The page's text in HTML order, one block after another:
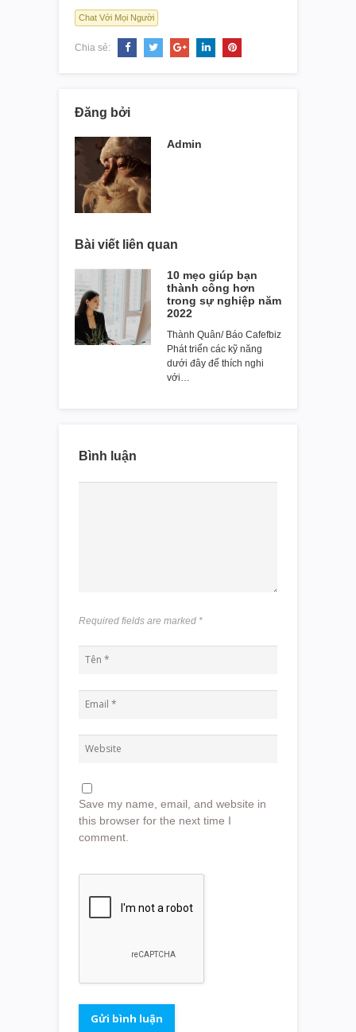
Chat Với Mọi Người
Chia sẻ:
Đăng bởi
Admin
Bài viết liên quan
10 mẹo giúp bạn
thành công hơn
trong sự nghiệp năm
2022
Thành Quân/ Báo Cafefbiz
Phát triển các kỹ năng
dưới đây để thích nghi
với…
Bình luận
Required fields are marked *
Save my name, email, and website in
this browser for the next time I
comment.